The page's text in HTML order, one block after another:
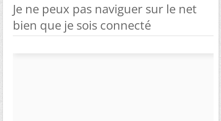
Je ne peux pas naviguer sur le net
bien que je sois connecté